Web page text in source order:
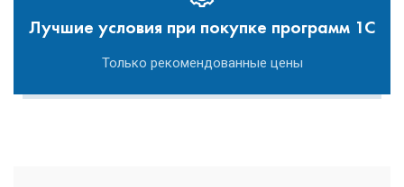
Лучшие условия при покупке программ 1С
Только рекомендованные цены